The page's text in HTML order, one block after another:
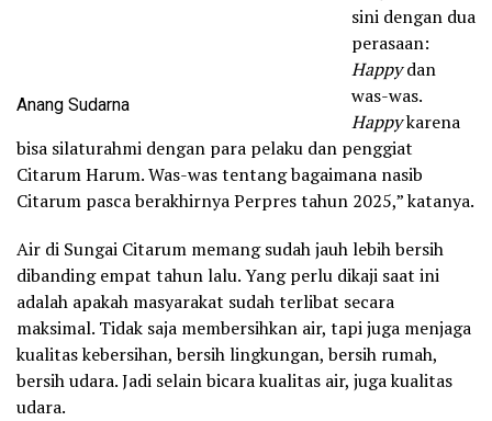
Anang Sudarna
sini dengan dua
perasaan:
Happydan
was-was.
Happykarena
bisa silaturahmi dengan para pelaku dan penggiat
Citarum Harum. Was-was tentang bagaimana nasib
Citarum pasca berakhirnya Perpres tahun 2025,” katanya.
Air di Sungai Citarum memang sudah jauh lebih bersih
dibanding empat tahun lalu. Yang perlu dikaji saat ini
adalah apakah masyarakat sudah terlibat secara
maksimal. Tidak saja membersihkan air, tapi juga menjaga
kualitas kebersihan, bersih lingkungan, bersih rumah,
bersih udara. Jadi selain bicara kualitas air, juga kualitas
udara.